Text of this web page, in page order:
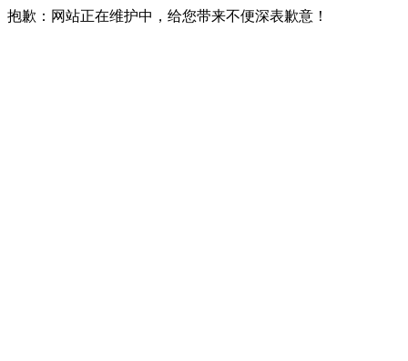
抱歉：网站正在维护中，给您带来不便深表歉意！